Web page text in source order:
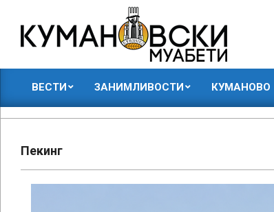
content
КУМАНОВСКИ
МУАБЕТИ
ВЕСТИ ЗАНИМЛИВОСТИ КУМАНОВО
Пекинг